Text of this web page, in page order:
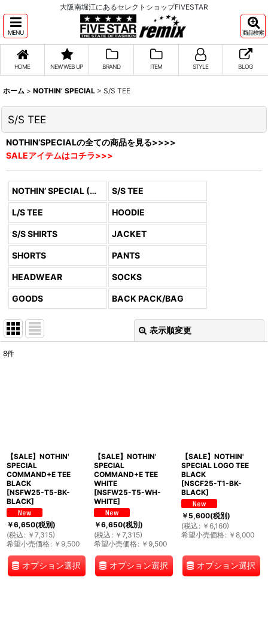
大阪南堀江にあるセレクトショップFIVESTAR
MENU 商品検索
HOME NEW WEB UP BRAND ITEM STYLE BLOG
ホーム > NOTHIN’ SPECIAL > S/S TEE
S/S TEE
NOTHIN’SPECIALの全ての商品を見る>>>>
SALEアイテムはコチラ>>>
NOTHIN’ SPECIAL (全商品) S/S TEE
L/S TEE HOODIE
S/S SHIRTS JACKET
SHORTS PANTS
HEADWEAR SOCKS
GOODS BACK PACK/BAG
表示順変更
8件
【SALE】NOTHIN'
SPECIAL
COMMAND+E TEE
BLACK
[NSFW25-T5-BK-
BLACK]
￥6,650(税別)
(税込 : ￥ 7,315)
希望小売価格: ￥ 9,500
オプション選択
【SALE】NOTHIN'
SPECIAL
COMMAND+E TEE
WHITE
[NSFW25-T5-WH-
WHITE]
￥6,650(税別)
(税込 : ￥ 7,315)
希望小売価格: ￥ 9,500
オプション選択
【SALE】NOTHIN'
SPECIAL LOGO TEE
BLACK
[NSCF25-T1-BK-
BLACK]
￥5,600(税別)
(税込 : ￥ 6,160)
希望小売価格: ￥ 8,000
オプション選択